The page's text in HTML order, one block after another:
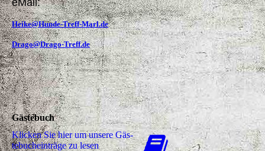
Heike@Hunde-Treff-Marl.de
Drago@Drago-Treff.de
Gästebuch
Klicken Sie hier um unsere Gäs­
te­buch­ein­trä­ge zu lesen